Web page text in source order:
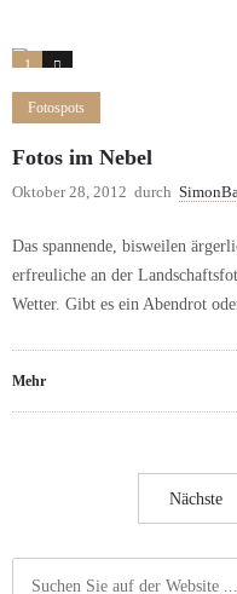
1 0
Fotospots
Fotos im Nebel
Oktober 28, 2012 durch
Das spannende, bisweilen
erfreuliche an der
Wetter. Gibt es ein Abendrot
Mehr
Nächste